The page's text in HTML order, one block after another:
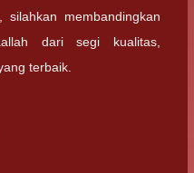
membandingkan
dari segi kualitas,
terbaik.